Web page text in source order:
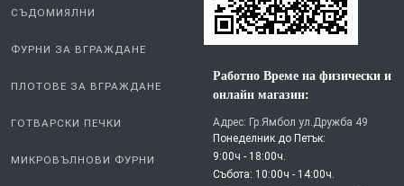
СЪДОМИЯЛНИ
ФУРНИ ЗА ВГРАЖДАНЕ
ПЛОТОВЕ ЗА ВГРАЖДАНЕ
ГОТВАРСКИ ПЕЧКИ
МИКРОВЪЛНОВИ ФУРНИ
Работно Време на физически и
онлайн магазин:
Адрес: Гр.Ямбол ул.Дружба 49
Понеделник до Петък:
9:00ч - 18:00ч.
Събота: 10:00ч - 14:00ч.